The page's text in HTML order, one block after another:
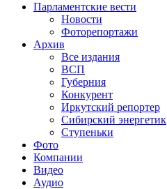
Парламентские вести
Новости
Фоторепортажи
Архив
Все издания
ВСП
Губерния
Конкурент
Иркутский репортер
Сибирский энергетик
Ступеньки
Фото
Компании
Видео
Аудио